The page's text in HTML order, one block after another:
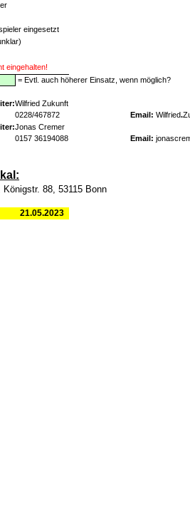
eingesetzt
eingehalten!
= Evtl. auch höherer Einsatz, wenn möglich?
Wilfried Zukunft
0228/467872
Email: Wilfried.
Jonas Cremer
0157 36194088
Email:
88, 53115 Bonn
21.05.2023